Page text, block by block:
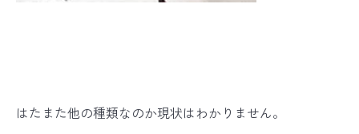
はたまた他の種類なのか現状はわかりません。